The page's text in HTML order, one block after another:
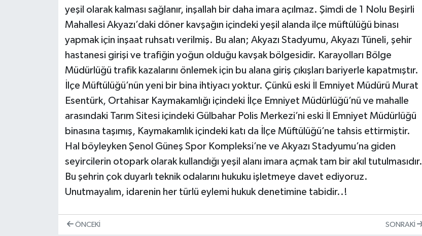
yeşil olarak kalması sağlanır, inşallah bir daha imara açılmaz. Şimdi de 1 Nolu Beşirli
Mahallesi Akyazı’daki döner kavşağın içindeki yeşil alanda ilçe müftülüğü binası
yapmak için inşaat ruhsatı verilmiş. Bu alan; Akyazı Stadyumu, Akyazı Tüneli, şehir
hastanesi girişi ve trafiğin yoğun olduğu kavşak bölgesidir. Karayolları Bölge
Müdürlüğü trafik kazalarını önlemek için bu alana giriş çıkışları bariyerle kapatmıştır.
İlçe Müftülüğü’nün yeni bir bina ihtiyacı yoktur. Çünkü eski İl Emniyet Müdürü Murat
Esentürk, Ortahisar Kaymakamlığı içindeki İlçe Emniyet Müdürlüğü’nü ve mahalle
arasındaki Tarım Sitesi içindeki Gülbahar Polis Merkezi’ni eski İl Emniyet Müdürlüğü
binasına taşımış, Kaymakamlık içindeki katı da İlçe Müftülüğü’ne tahsis ettirmiştir.
Hal böyleyken Şenol Güneş Spor Kompleksi’ne ve Akyazı Stadyumu’na giden
seyircilerin otopark olarak kullandığı yeşil alanı imara açmak tam bir akıl tutulmasıdır.
Bu şehrin çok duyarlı teknik odalarını hukuku işletmeye davet ediyoruz.
Unutmayalım, idarenin her türlü eylemi hukuk denetimine tabidir..!
ÖNCEKI SONRAKI